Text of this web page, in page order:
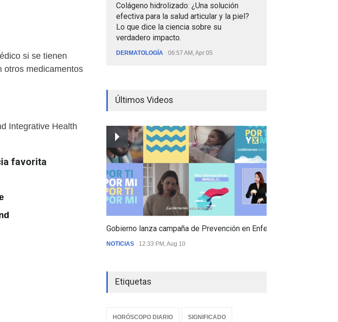
si se tienen
otros medicamentos
Integrative Health
favorita
Colágeno hidrolizado: ¿Una solución
efectiva para la salud articular y la piel?
Lo que dice la ciencia sobre su
verdadero impacto.
DERMATOLOGÍA 06:57 AM, Apr 05
Últimos Videos
Gobierno lanza campaña de Prevención en Enfermedades
NOTICIAS 12:33 PM, Aug 10
Etiquetas
HORÓSCOPO DIARIO SIGNIFICADO